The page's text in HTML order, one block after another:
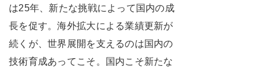
は25年、新たな挑戦によって国内の成
長を促す。海外拡大による業績更新が
続くが、世界展開を支えるのは国内の
技術育成あってこそ。国内こそ新たな